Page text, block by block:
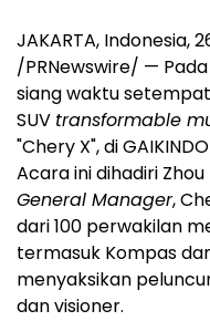
JAKARTA, Indonesia,
/PRNewswire/ — Pada
siang waktu
SUV transformable
"Chery X", di
Acara ini dihadiri Zhou
General Manager,
dari 100 perwakilan
termasuk Kompas
menyaksikan
dan visioner.